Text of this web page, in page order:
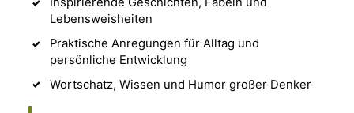
Lebensweisheiten
Praktische Anregungen für Alltag und
persönliche Entwicklung
Wortschatz, Wissen und Humor großer Denker